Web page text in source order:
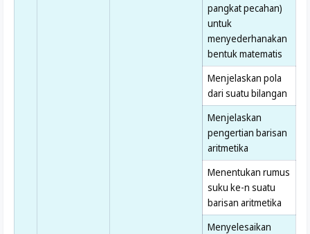
pangkat pecahan)
untuk
menyederhanakan
bentuk matematis
Menjelaskan pola
dari suatu bilangan
Menjelaskan
pengertian barisan
aritmetika
Menentukan rumus
suku ke-n suatu
barisan aritmetika
Menyelesaikan